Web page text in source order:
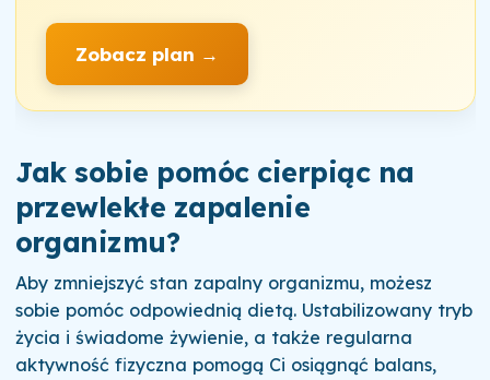
Zobacz plan →
Jak sobie pomóc cierpiąc na
przewlekłe zapalenie
organizmu?
Aby zmniejszyć stan zapalny organizmu, możesz
sobie pomóc odpowiednią dietą. Ustabilizowany tryb
życia i świadome żywienie, a także regularna
aktywność fizyczna pomogą Ci osiągnąć balans,